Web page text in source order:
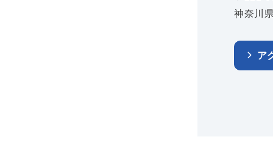
神奈川
ア